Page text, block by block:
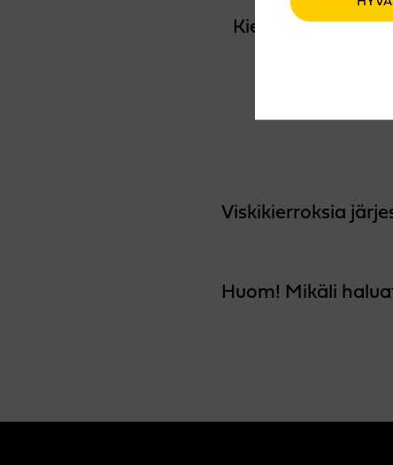
Kierros
Viskikierroksia
Huom! Mikäli